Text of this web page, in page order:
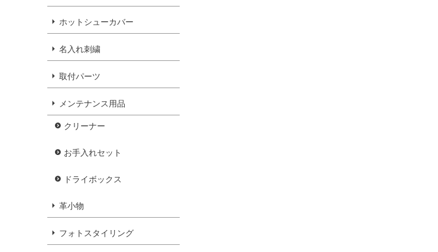
ホットシューカバー
名入れ刺繍
取付パーツ
メンテナンス用品
クリーナー
お手入れセット
ドライボックス
革小物
フォトスタイリング